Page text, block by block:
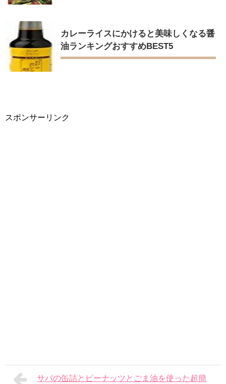
カレーライスにかけると美味しくなる醤
油ランキングおすすめBEST5
スポンサーリンク
サバの缶詰とピーナッツとごま油を使った超簡